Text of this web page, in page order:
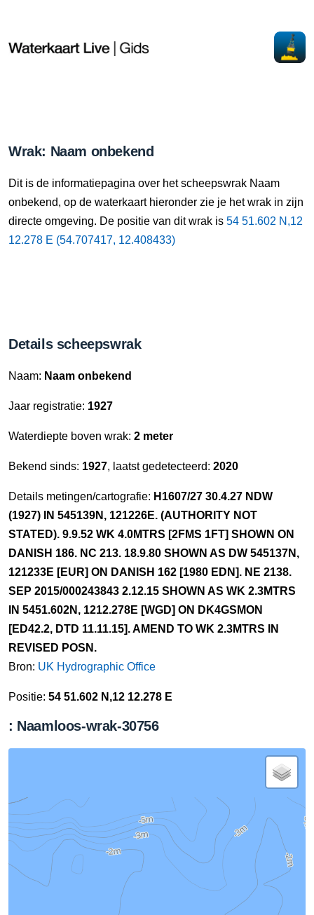
Wrak: Naam onbekend
Dit is de informatiepagina over het scheepswrak Naam
onbekend, op de waterkaart hieronder zie je het wrak in zijn
directe omgeving. De positie van dit wrak is 54 51.602 N,12
12.278 E (54.707417, 12.408433)
Details scheepswrak
Naam: Naam onbekend
Jaar registratie: 1927
Waterdiepte boven wrak: 2 meter
Bekend sinds: 1927, laatst gedetecteerd: 2020
Details metingen/cartografie: H1607/27 30.4.27 NDW
(1927) IN 545139N, 121226E. (AUTHORITY NOT
STATED). 9.9.52 WK 4.0MTRS [2FMS 1FT] SHOWN ON
DANISH 186. NC 213. 18.9.80 SHOWN AS DW 545137N,
121233E [EUR] ON DANISH 162 [1980 EDN]. NE 2138.
SEP 2015/000243843 2.12.15 SHOWN AS WK 2.3MTRS
IN 5451.602N, 1212.278E [WGD] ON DK4GSMON
[ED42.2, DTD 11.11.15]. AMEND TO WK 2.3MTRS IN
REVISED POSN.
Bron: UK Hydrographic Office
Positie: 54 51.602 N,12 12.278 E
: Naamloos-wrak-30756